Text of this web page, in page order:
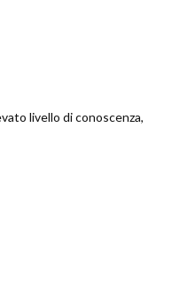
livello di conoscenza,